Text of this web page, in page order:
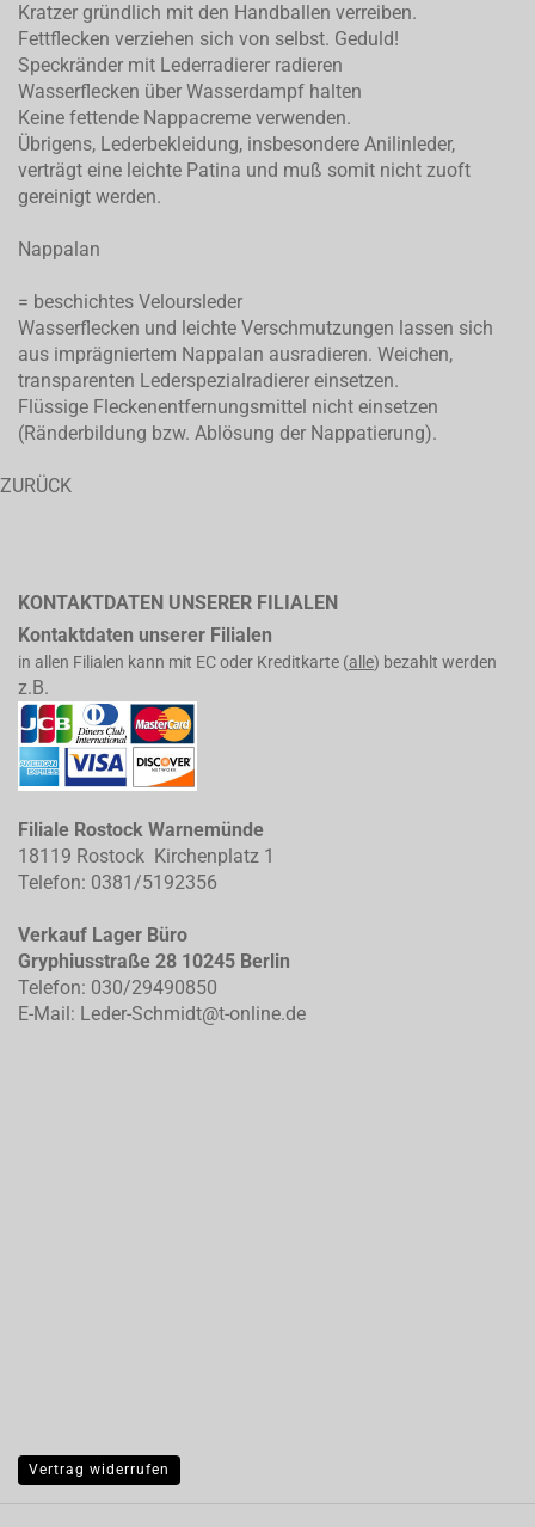
Kratzer gründlich mit den Handballen verreiben.
Fettflecken verziehen sich von selbst. Geduld!
Speckränder mit Lederradierer radieren
Wasserflecken über Wasserdampf halten
Keine fettende Nappacreme verwenden.
Übrigens, Lederbekleidung, insbesondere Anilinleder,
verträgt eine leichte Patina und muß somit nicht zuoft
gereinigt werden.
Nappalan
= beschichtes Veloursleder
Wasserflecken und leichte Verschmutzungen lassen sich
aus imprägniertem Nappalan ausradieren. Weichen,
transparenten Lederspezialradierer einsetzen.
Flüssige Fleckenentfernungsmittel nicht einsetzen
(Ränderbildung bzw. Ablösung der Nappatierung).
ZURÜCK
KONTAKTDATEN UNSERER FILIALEN
Kontaktdaten unserer Filialen
in allen Filialen kann mit EC oder Kreditkarte (alle) bezahlt werden
z.B.
Filiale Rostock Warnemünde
18119 Rostock Kirchenplatz 1
Telefon: 0381/5192356
Verkauf Lager Büro
Gryphiusstraße 28 10245 Berlin
Telefon: 030/29490850
E-Mail: Leder-Schmidt@t-online.de
Vertrag widerrufen